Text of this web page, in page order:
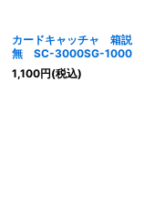
カードキャッチャ 箱説
無 SC-3000SG-1000
1,100円(税込)